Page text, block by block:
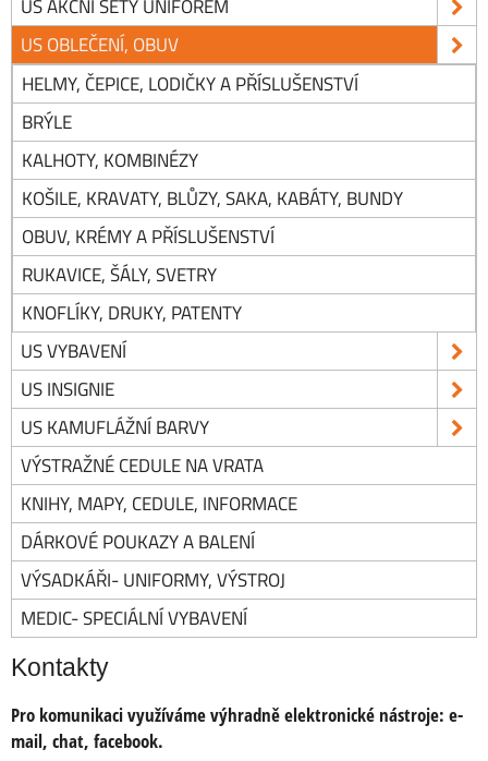
US AKČNÍ SETY UNIFOREM
US OBLEČENÍ, OBUV
HELMY, ČEPICE, LODIČKY A PŘÍSLUŠENSTVÍ
BRÝLE
KALHOTY, KOMBINÉZY
KOŠILE, KRAVATY, BLŮZY, SAKA, KABÁTY, BUNDY
OBUV, KRÉMY A PŘÍSLUŠENSTVÍ
RUKAVICE, ŠÁLY, SVETRY
KNOFLÍKY, DRUKY, PATENTY
US VYBAVENÍ
US INSIGNIE
US KAMUFLÁŽNÍ BARVY
VÝSTRAŽNÉ CEDULE NA VRATA
KNIHY, MAPY, CEDULE, INFORMACE
DÁRKOVÉ POUKAZY A BALENÍ
VÝSADKÁŘI- UNIFORMY, VÝSTROJ
MEDIC- SPECIÁLNÍ VYBAVENÍ
Kontakty
Pro komunikaci využíváme výhradně elektronické nástroje: e-
mail, chat, facebook.